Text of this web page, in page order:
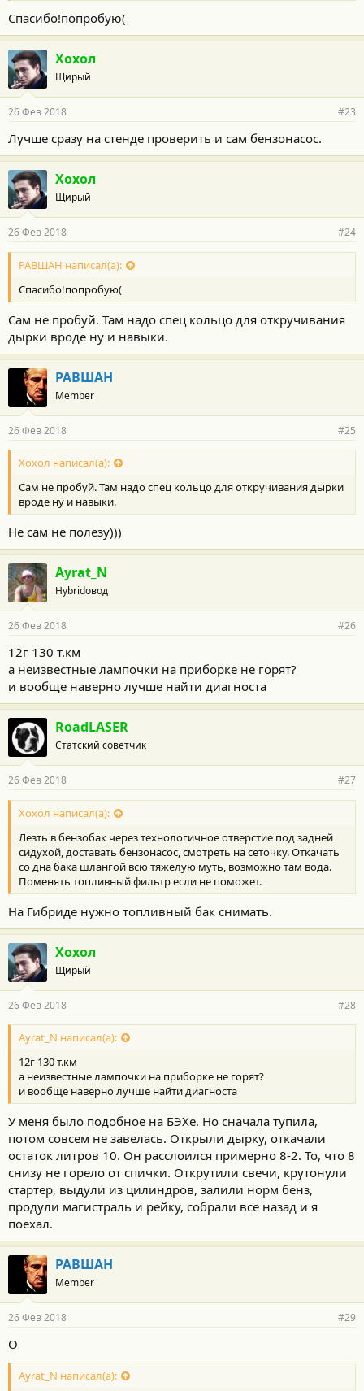
Спасибо!попробую(
Хохол
Щирый
26 Фев 2018 #23
Лучше сразу на стенде проверить и сам бензонасос.
Хохол
Щирый
26 Фев 2018 #24
РАВШАН написал(а):
Спасибо!попробую(
Сам не пробуй. Там надо спец кольцо для откручивания
дырки вроде ну и навыки.
РАВШАН
Member
26 Фев 2018 #25
Хохол написал(а):
Сам не пробуй. Там надо спец кольцо для откручивания дырки
вроде ну и навыки.
Не сам не полезу)))
Ayrat_N
Hybridовод
26 Фев 2018 #26
12г 130 т.км
а неизвестные лампочки на приборке не горят?
и вообще наверно лучше найти диагноста
RoadLASER
Статский советчик
26 Фев 2018 #27
Хохол написал(а):
Лезть в бензобак через технологичное отверстие под задней
сидухой, доставать бензонасос, смотреть на сеточку. Откачать
со дна бака шлангой всю тяжелую муть, возможно там вода.
Поменять топливный фильтр если не поможет.
На Гибриде нужно топливный бак снимать.
Хохол
Щирый
26 Фев 2018 #28
Ayrat_N написал(а):
12г 130 т.км
а неизвестные лампочки на приборке не горят?
и вообще наверно лучше найти диагноста
У меня было подобное на БЭХе. Но сначала тупила,
потом совсем не завелась. Открыли дырку, откачали
остаток литров 10. Он расслоился примерно 8-2. То, что 8
снизу не горело от спички. Открутили свечи, крутонули
стартер, выдули из цилиндров, залили норм бенз,
продули магистраль и рейку, собрали все назад и я
поехал.
РАВШАН
Member
26 Фев 2018 #29
О
Ayrat_N написал(а):